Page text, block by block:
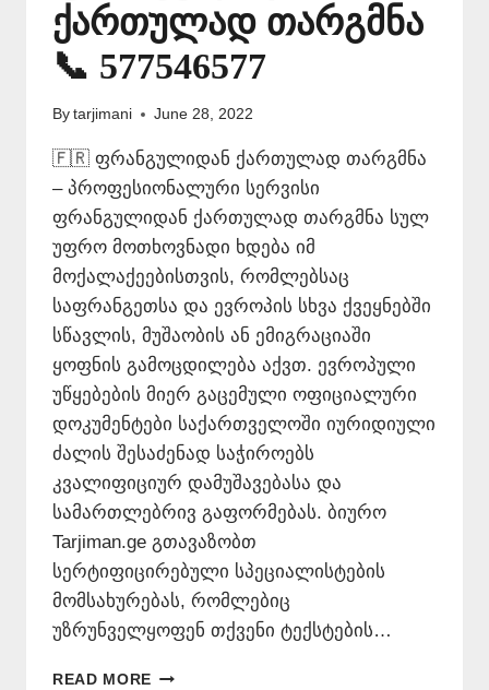
ქართულად თარგმნა
📞 577546577
By tarjimani June 28, 2022
🇫🇷 ფრანგულიდან ქართულად თარგმნა
– პროფესიონალური სერვისი
ფრანგულიდან ქართულად თარგმნა სულ
უფრო მოთხოვნადი ხდება იმ
მოქალაქეებისთვის, რომლებსაც
საფრანგეთსა და ევროპის სხვა ქვეყნებში
სწავლის, მუშაობის ან ემიგრაციაში
ყოფნის გამოცდილება აქვთ. ევროპული
უწყებების მიერ გაცემული ოფიციალური
დოკუმენტები საქართველოში იურიდიული
ძალის შესაძენად საჭიროებს
კვალიფიციურ დამუშავებასა და
სამართლებრივ გაფორმებას. ბიურო
Tarjiman.ge გთავაზობთ
სერტიფიცირებული სპეციალისტების
მომსახურებას, რომლებიც
უზრუნველყოფენ თქვენი ტექსტების…
READ MORE ᲤᲠᲐᲜᲒᲣᲚᲘᲓᲐᲜ